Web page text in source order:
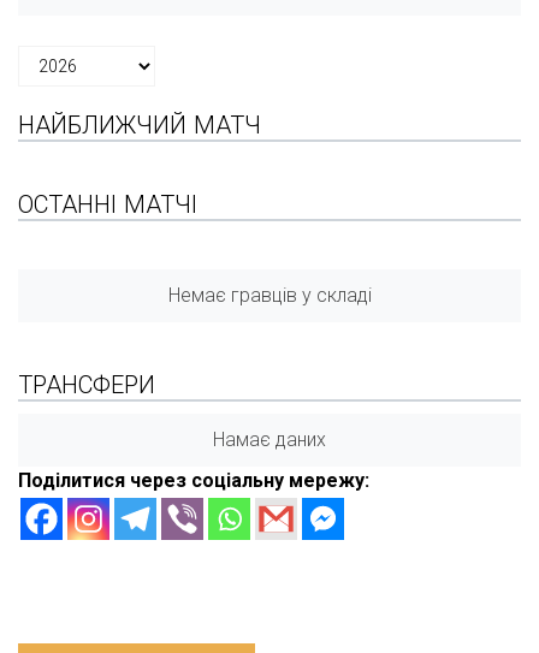
НАЙБЛИЖЧИЙ МАТЧ
ОСТАННІ МАТЧІ
Немає гравців у складі
ТРАНСФЕРИ
Намає даних
Поділитися через соціальну мережу: